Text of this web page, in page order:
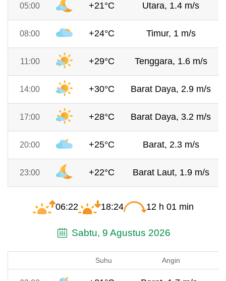
05:00 +21°C Utara, 1.4 m/s
08:00 +24°C Timur, 1 m/s
11:00 +29°C Tenggara, 1.6 m/s
14:00 +30°C Barat Daya, 2.9 m/s
17:00 +28°C Barat Daya, 3.2 m/s
20:00 +25°C Barat, 2.3 m/s
23:00 +22°C Barat Laut, 1.9 m/s
06:22 18:24 12 h 01 min
Sabtu, 9 Agustus 2026
Suhu Angin